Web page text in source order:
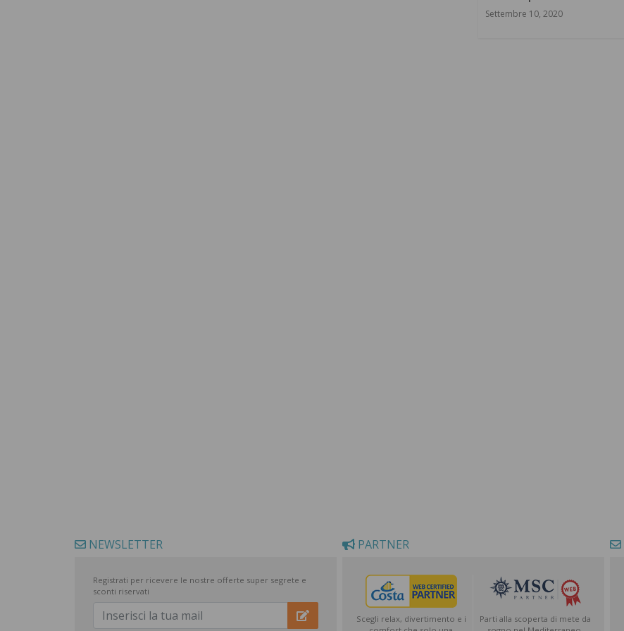
Settembre 10, 2020
NEWSLETTER
Registrati per ricevere le nostre offerte super segrete e
sconti riservati
PARTNER
Scegli relax, divertimento e i
Parti alla scoperta di mete da